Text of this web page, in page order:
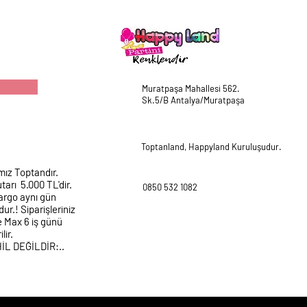
Toptandır.
5.000 TL'dir.
aynı gün
Siparişleriniz
Max 6 iş günü
DEĞİLDİR:..
Muratpaşa Mahallesi 562.
Sk.5/B Antalya/Muratpaşa
Toptanland, Happyland Kuruluşudur.
0850 532 1082